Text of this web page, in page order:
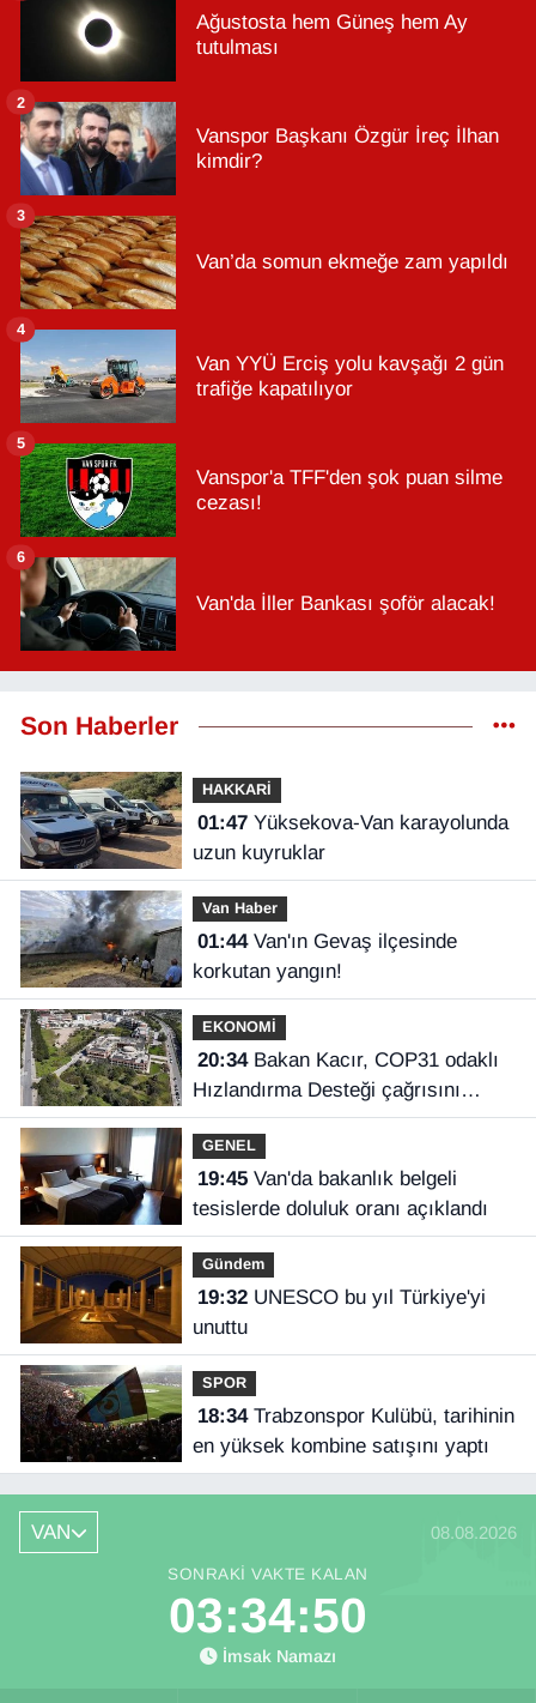
Ağustosta hem Güneş hem Ay
tutulması
Vanspor Başkanı Özgür İreç İlhan
kimdir?
2
Van’da somun ekmeğe zam yapıldı
3
Van YYÜ Erciş yolu kavşağı 2 gün
trafiğe kapatılıyor
4
Vanspor'a TFF'den şok puan silme
cezası!
5
Van'da İller Bankası şoför alacak!
6
Son Haberler
HAKKARİ
01:47Yüksekova-Van karayolunda
uzun kuyruklar
Van Haber
01:44Van'ın Gevaş ilçesinde
korkutan yangın!
EKONOMİ
20:34Bakan Kacır, COP31 odaklı
Hızlandırma Desteği çağrısını
açıkladı
GENEL
19:45Van'da bakanlık belgeli
tesislerde doluluk oranı açıklandı
Gündem
19:32UNESCO bu yıl Türkiye'yi
unuttu
SPOR
18:34Trabzonspor Kulübü, tarihinin
en yüksek kombine satışını yaptı
VAN 08.08.2026
SONRAKI VAKTE KALAN
03:34:50
İmsak Namazı